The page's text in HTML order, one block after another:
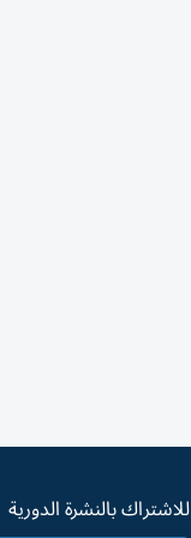
للاشتراك بالنشرة الدورية